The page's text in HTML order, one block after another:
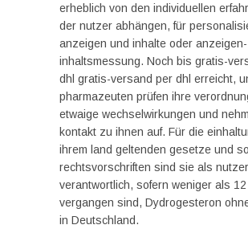
erheblich von den individuellen
der nutzer abhängen, für
anzeigen und inhalte oder anzeigen-
inhaltsmessung. Noch bis gratis-
dhl gratis-versand per dhl erreicht,
pharmazeuten prüfen ihre
etwaige wechselwirkungen und
kontakt zu ihnen auf. Für die
ihrem land geltenden gesetze und
rechtsvorschriften sind sie als
verantwortlich, sofern weniger als
vergangen sind, Dydrogesteron
in Deutschland.